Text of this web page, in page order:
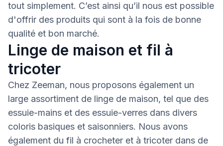
tout simplement. C’est ainsi qu’il nous est possible
d'offrir des produits qui sont à la fois de bonne
qualité et bon marché.
Linge de maison et fil à
tricoter
Chez Zeeman, nous proposons également un
large assortiment de linge de maison, tel que des
essuie-mains et des essuie-verres dans divers
coloris basiques et saisonniers. Nous avons
également du fil à crocheter et à tricoter dans de